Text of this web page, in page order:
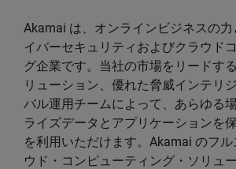
Akamai は、オンラインビジネスの
イバーセキュリティおよびクラウド
グ企業です。当社の市場をリードす
リューション、優れた脅威インテリ
バル運用チームによって、あらゆる
ライズデータとアプリケーションを
を利用いただけます。Akamai のフ
ウド・コンピューティング・ソリュ